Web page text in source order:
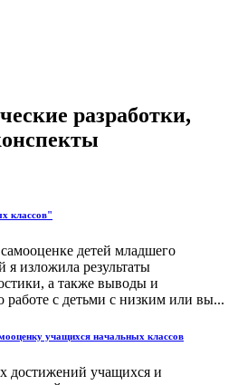
разработки,
классов"
детей младшего
я изложила результаты
а также выводы и
с детьми с низким или вы...
учащихся начальных классов
достижений учащихся и